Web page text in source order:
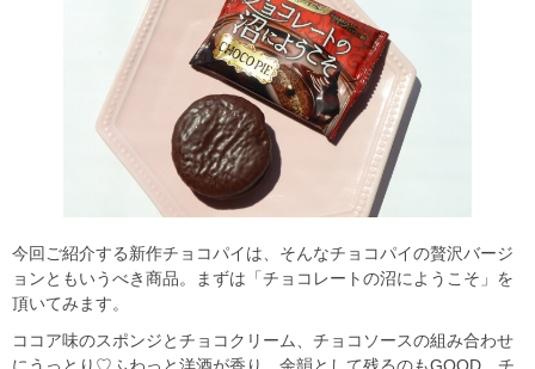
今回ご紹介する新作チョコパイは、そんなチョコパイの贅沢バージ
ョンともいうべき商品。まずは「チョコレートの沼にようこそ」を
頂いてみます。
ココア味のスポンジとチョコクリーム、チョコソースの組み合わせ